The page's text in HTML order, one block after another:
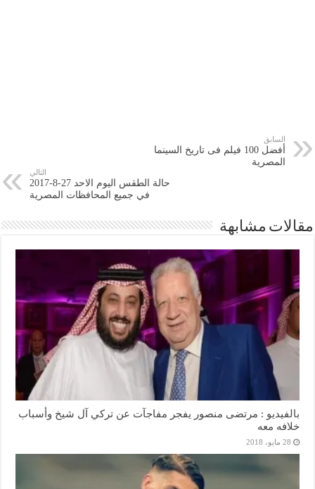
السابق
أفضل 100 فيلم فى تاريخ السينما
المصرية
التالي
حالة الطقس اليوم الاحد 27-8-2017
في جميع المحافظات المصرية
مقالات مشابهة
بالفيديو : مرتضى منصور يفجر مفاجآت عن تركي آل شيخ وأسباب
خلافه معه
28 مايو، 2018